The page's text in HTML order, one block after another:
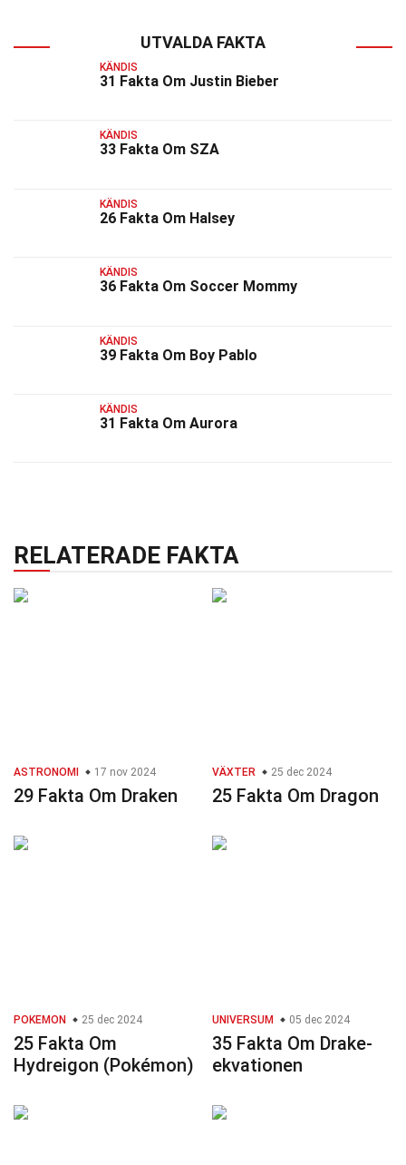
UTVALDA FAKTA
KÄNDIS
31 Fakta Om Justin Bieber
KÄNDIS
33 Fakta Om SZA
KÄNDIS
26 Fakta Om Halsey
KÄNDIS
36 Fakta Om Soccer Mommy
KÄNDIS
39 Fakta Om Boy Pablo
KÄNDIS
31 Fakta Om Aurora
RELATERADE FAKTA
ASTRONOMI 17 nov 2024
29 Fakta Om Draken
VÄXTER 25 dec 2024
25 Fakta Om Dragon
POKEMON 25 dec 2024
25 Fakta Om
Hydreigon (Pokémon)
UNIVERSUM 05 dec 2024
35 Fakta Om Drake-
ekvationen